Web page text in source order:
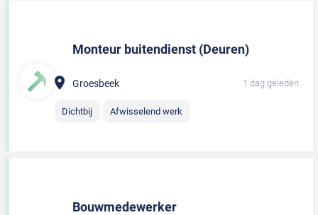
Monteur buitendienst (Deuren)
Groesbeek 1 dag geleden
Dichtbij Afwisselend werk
Bouwmedewerker